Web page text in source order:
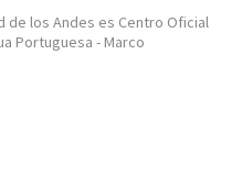
de los Andes es Centro Oficial
Portuguesa - Marco